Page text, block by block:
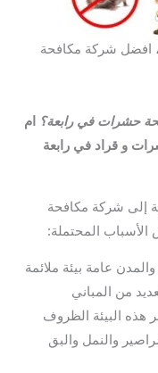
افضل شركة مكافحة
حشرات في رابعة؟
ام
و قراد في رابعة
إلى شركة مكافحة
الأسباب المحتملة:
عامة بيئة ملائمة
من المباني
هذه البيئة الظروف
والنمل والبق